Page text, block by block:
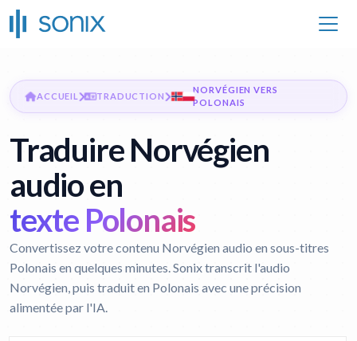
ACCUEIL TRADUCTION
NORVÉGIEN VERS
POLONAIS
Traduire Norvégien
audio en
texte Polonais
Convertissez votre contenu Norvégien audio en sous-titres
Polonais en quelques minutes. Sonix transcrit l'audio
Norvégien, puis traduit en Polonais avec une précision
alimentée par l'IA.